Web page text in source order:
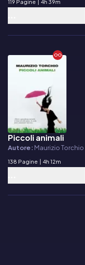
119 Pagine | 4h 39m
E-book
Piccoli animali
Autore: Maurizio Torchio
138 Pagine | 4h 12m